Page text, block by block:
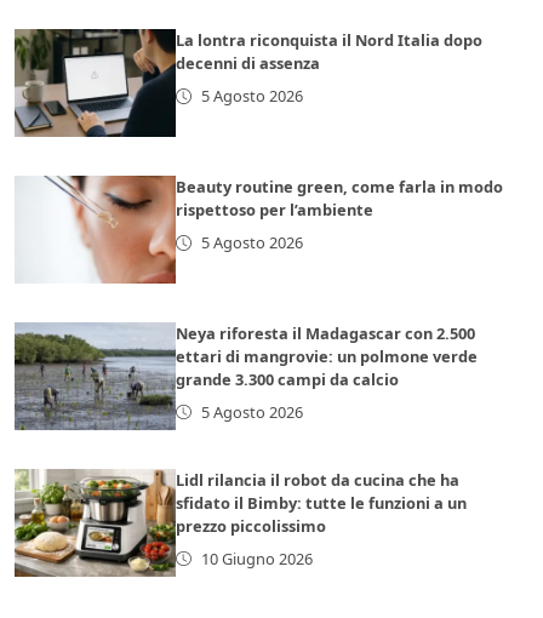
La lontra riconquista il Nord Italia dopo
decenni di assenza
5 Agosto 2026
Beauty routine green, come farla in modo
rispettoso per l’ambiente
5 Agosto 2026
Neya riforesta il Madagascar con 2.500
ettari di mangrovie: un polmone verde
grande 3.300 campi da calcio
5 Agosto 2026
Lidl rilancia il robot da cucina che ha
sfidato il Bimby: tutte le funzioni a un
prezzo piccolissimo
10 Giugno 2026